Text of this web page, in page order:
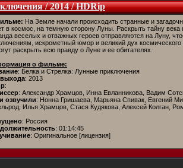
/ 2014 / HDRip
На Земле начали происходить странные и
в космос, на темную сторону Луны. Раскрыть тайну века
веселых и отважных героев отправляются на Луну,
искрометный юмор и великий дух
раскрыть всю правду о Луне и ее обитателях.
о фильме:
: Белка и Стрелка: Лунные приключения
: 2013
:
: Александр Храмцов, Инна Евланникова, Вадим
озвучили: Нонна Гришаева, Марьяна Спивак, Евгений
Илья Храмцов, Стася Кудякова, Алексей Колган,
: Россия
: 01:14:45
: Оригинальное [лицензия]